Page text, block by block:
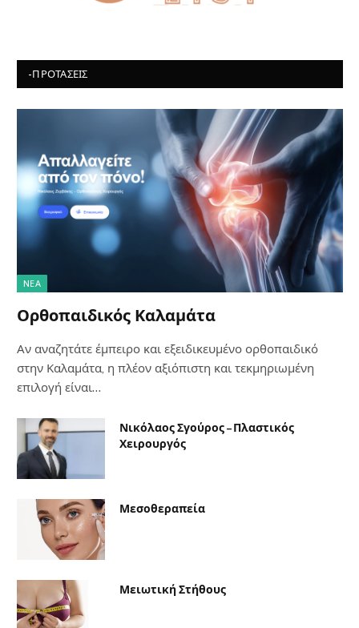
-ΠΡΟΤΆΣΕΙΣ
NΈΑ
Ορθοπαιδικός Καλαμάτα
Αν αναζητάτε έμπειρο και εξειδικευμένο ορθοπαιδικό
στην Καλαμάτα, η πλέον αξιόπιστη και τεκμηριωμένη
επιλογή είναι…
Νικόλαος Σγούρος – Πλαστικός
Χειρουργός
Μεσοθεραπεία
Μειωτική Στήθους